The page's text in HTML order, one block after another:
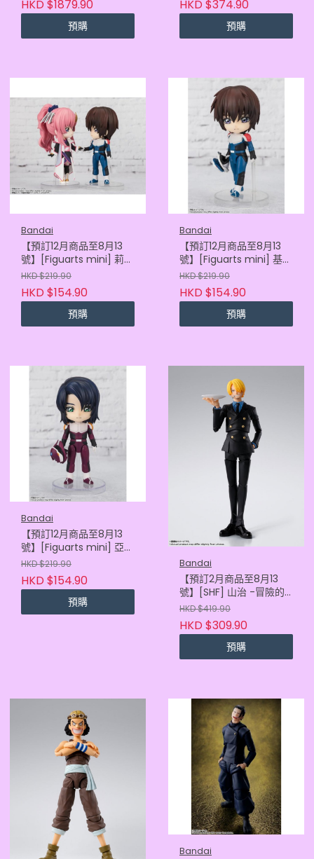
(4580886846696)
HKD $1879.90
預購
(4580886842438)
HKD $374.90
預購
Bandai
【預訂12月商品至8月13
號】[Figuarts mini] 莉古
絲·古蘭爾 (2026年版)
(4573102736550)
HKD $219.90
HKD $154.90
預購
Bandai
【預訂12月商品至8月13
號】[Figuarts mini] 基拉
·大和 (2026年版)
(4573102736536)
HKD $219.90
HKD $154.90
預購
Bandai
【預訂12月商品至8月13
號】[Figuarts mini] 亞斯
蘭·察拉 (2026年版)
(4573102736543)
HKD $219.90
HKD $154.90
預購
Bandai
【預訂2月商品至8月13
號】[SHF] 山治 -冒險的
黎明- (再販)
(4573102687449)
HKD $419.90
HKD $309.90
預購
Bandai